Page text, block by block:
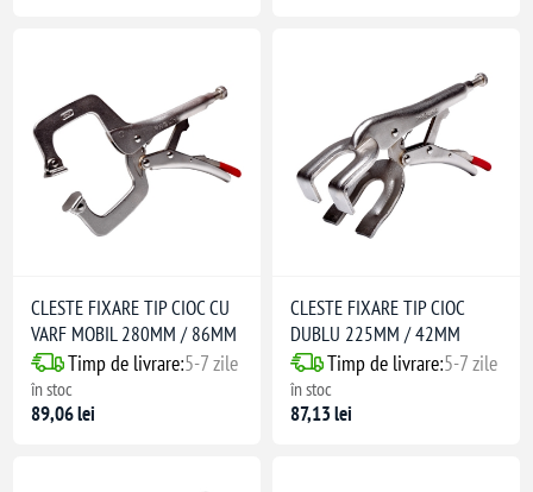
CLESTE FIXARE TIP CIOC CU
VARF MOBIL 280MM / 86MM
Timp de livrare:5-7 zile
în stoc
89,06 lei
CLESTE FIXARE TIP CIOC
DUBLU 225MM / 42MM
Timp de livrare:5-7 zile
în stoc
87,13 lei